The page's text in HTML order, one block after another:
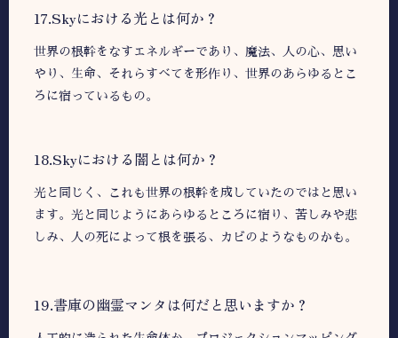
17.Skyにおける光とは何か？
世界の根幹をなすエネルギーであり、魔法、人の心、思い
やり、生命、それらすべてを形作り、世界のあらゆるとこ
ろに宿っているもの。
18.Skyにおける闇とは何か？
光と同じく、これも世界の根幹を成していたのではと思い
ます。光と同じようにあらゆるところに宿り、苦しみや悲
しみ、人の死によって根を張る、カビのようなものかも。
19.書庫の幽霊マンタは何だと思いますか？